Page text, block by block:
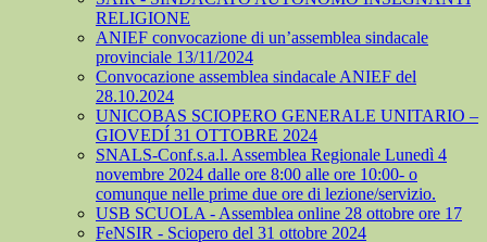
RELIGIONE
ANIEF convocazione di un’assemblea sindacale
provinciale 13/11/2024
Convocazione assemblea sindacale ANIEF del
28.10.2024
UNICOBAS SCIOPERO GENERALE UNITARIO –
GIOVEDÍ 31 OTTOBRE 2024
SNALS-Conf.s.a.l. Assemblea Regionale Lunedì 4
novembre 2024 dalle ore 8:00 alle ore 10:00- o
comunque nelle prime due ore di lezione/servizio.
USB SCUOLA - Assemblea online 28 ottobre ore 17
FeNSIR - Sciopero del 31 ottobre 2024